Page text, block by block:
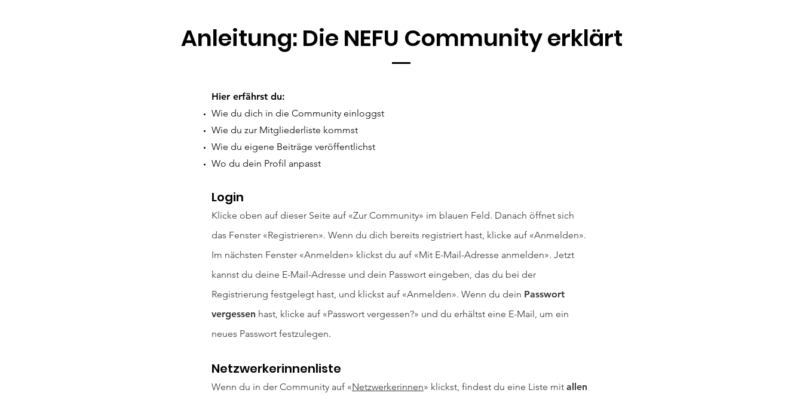
Anleitung: Die NEFU Community erklärt
Hier erfährst du:
Wie du dich in die Community einloggst
Wie du zur Mitgliederliste kommst
Wie du eigene Beiträge veröffentlichst
Wo du dein Profil anpasst
Login
Klicke oben auf dieser Seite auf «Zur Community» im blauen Feld. Danach öffnet sich
das Fenster «Registrieren». Wenn du dich bereits registriert hast, klicke auf «Anmelden».
Im nächsten Fenster «Anmelden» klickst du auf «Mit E-Mail-Adresse anmelden». Jetzt
kannst du deine E-Mail-Adresse und dein Passwort eingeben, das du bei der
Registrierung festgelegt hast, und klickst auf «Anmelden». Wenn du dein Passwort
vergessen hast, klicke auf «Passwort vergessen?» und du erhältst eine E-Mail, um ein
neues Passwort festzulegen.
Netzwerkerinnenliste
Wenn du in der Community auf «Netzwerkerinnen» klickst, findest du eine Liste mit allen